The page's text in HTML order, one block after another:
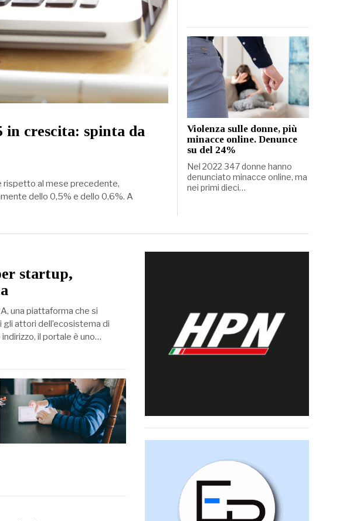
in crescita: spinta da
al mese precedente,
dello 0,5% e dello 0,6%. A
Violenza sulle donne, più
minacce online. Denunce
su del 24%
Nel 2022 347 donne hanno
denunciato minacce online, ma
nei primi dieci…
startup,
una piattaforma che si
attori dell’ecosistema di
il portale è uno…